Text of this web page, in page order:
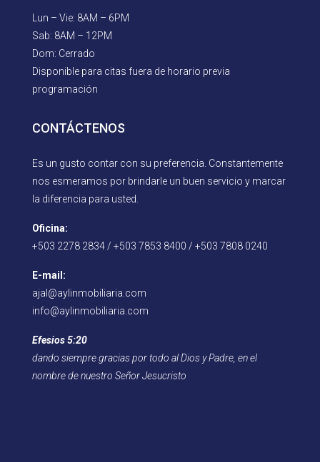
Lun – Vie: 8AM – 6PM
Sab: 8AM – 12PM
Dom: Cerrado
Disponible para citas fuera de horario previa
programación
CONTÁCTENOS
Es un gusto contar con su preferencia. Constantemente
nos esmeramos por brindarle un buen servicio y marcar
la diferencia para usted.
Oficina:
+503 2278 2834 / +503 7853 8400 / +503 7808 0240
E-mail:
ajal@aylinmobiliaria.com
info@aylinmobiliaria.com
Efesios 5:20
dando siempre gracias por todo al Dios y Padre, en el
nombre de nuestro Señor Jesucristo